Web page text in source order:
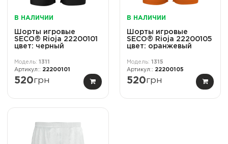
В НАЛИЧИИ
Шорты игровые
SECO® Rioja 22200101
цвет: черный
1311
22200101
520грн
В НАЛИЧИИ
Шорты игровые
SECO® Rioja 22200105
цвет: оранжевый
1315
22200105
520грн